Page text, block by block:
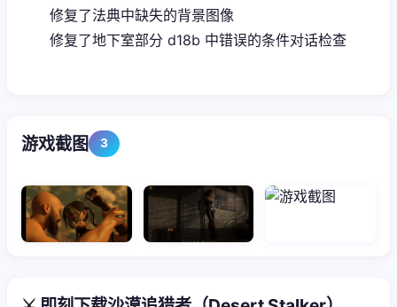
修复了法典中缺失的背景图像
修复了地下室部分 d18b 中错误的条件对话检查
游戏截图 3